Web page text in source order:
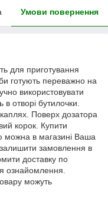
Умови повернення
для приготування
готують переважно на
використовувати
отворі бутилочки.
Поверх дозатора
корок. Купити
можна в магазині Ваша
замовлення в
доставку по
ознайомлення.
можуть